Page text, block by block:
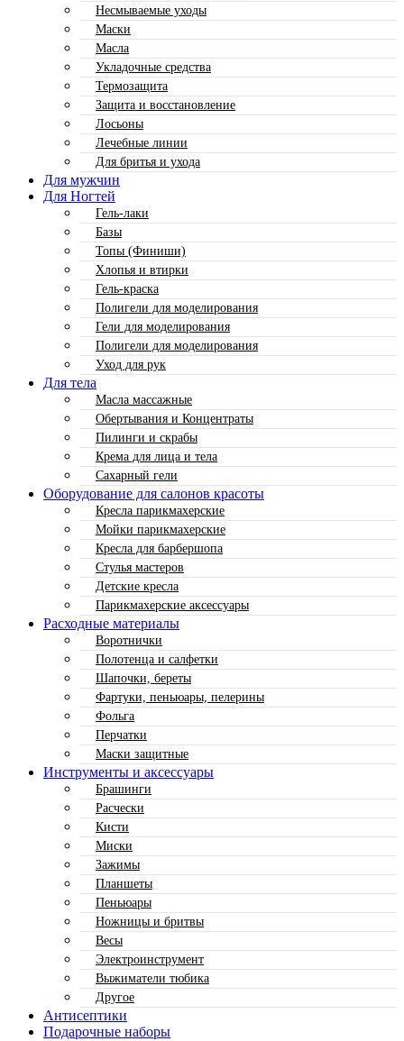
Несмываемые уходы
Маски
Масла
Укладочные средства
Термозащита
Защита и восстановление
Лосьоны
Лечебные линии
Для бритья и ухода
Для мужчин
Для Ногтей
Гель-лаки
Базы
Топы (Финиши)
Хлопья и втирки
Гель-краска
Полигели для моделирования
Гели для моделирования
Полигели для моделирования
Уход для рук
Для тела
Масла массажные
Обертывания и Концентраты
Пилинги и скрабы
Крема для лица и тела
Сахарный гели
Оборудование для салонов красоты
Кресла парикмахерские
Мойки парикмахерские
Кресла для барбершопа
Стулья мастеров
Детские кресла
Парикмахерские аксессуары
Расходные материалы
Воротнички
Полотенца и салфетки
Шапочки, береты
Фартуки, пеньюары, пелерины
Фольга
Перчатки
Маски защитные
Инструменты и аксессуары
Брашинги
Расчески
Кисти
Миски
Зажимы
Планшеты
Пеньюары
Ножницы и бритвы
Весы
Электроинструмент
Выжиматели тюбика
Другое
Антисептики
Подарочные наборы